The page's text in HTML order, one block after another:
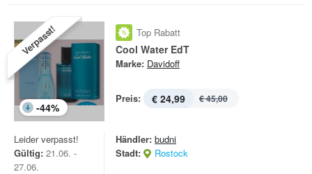
Verpasst!
-44%
Top Rabatt
Cool Water EdT
Marke: Davidoff
Preis: € 24,99 € 45,00
Leider verpasst!
Gültig: 21.06. -
27.06.
Händler: budni
Stadt:
Rostock